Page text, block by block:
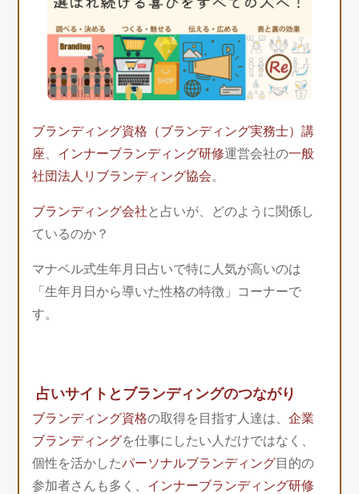
ブランディング資格（ブランディング実務士）講
座、 インナーブランディング研修運営会社の一般
社団法人リブランディング協会。
ブランディング会社 と占いが、どのように関係し
ているのか？
マナベル式生年月日占いで特に人気が高いのは
「生年月日から導いた性格の特徴」コーナーで
す。
占いサイトとブランディングのつながり
ブランディング資格の取得を目指す人達は、企業
ブランディングを仕事にしたい人だけではなく、
個性を活かしたパーソナルブランディング目的の
参加者さんも多く、 インナーブランディング研修